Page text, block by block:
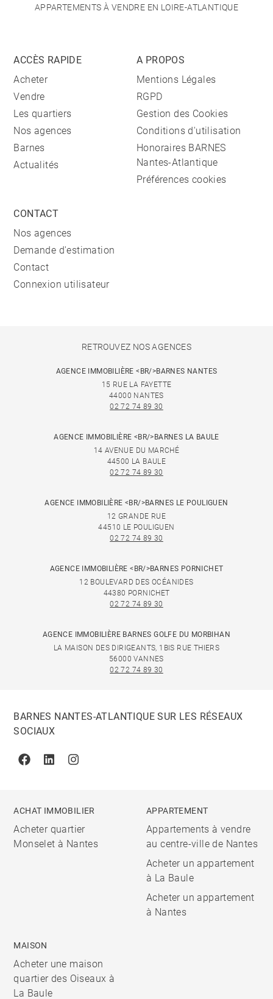
APPARTEMENTS À VENDRE EN LOIRE-ATLANTIQUE
ACCÈS RAPIDE
Acheter
Vendre
Les quartiers
Nos agences
Barnes
Actualités
A PROPOS
Mentions Légales
RGPD
Gestion des Cookies
Conditions d'utilisation
Honoraires BARNES
Nantes-Atlantique
Préférences cookies
CONTACT
Nos agences
Demande d'estimation
Contact
Connexion utilisateur
RETROUVEZ NOS AGENCES
AGENCE IMMOBILIÈRE <BR/>BARNES NANTES
15 RUE LA FAYETTE
44000 NANTES
02 72 74 89 30
AGENCE IMMOBILIÈRE <BR/>BARNES LA BAULE
14 AVENUE DU MARCHÉ
44500 LA BAULE
02 72 74 89 30
AGENCE IMMOBILIÈRE <BR/>BARNES LE POULIGUEN
12 GRANDE RUE
44510 LE POULIGUEN
02 72 74 89 30
AGENCE IMMOBILIÈRE <BR/>BARNES PORNICHET
12 BOULEVARD DES OCÉANIDES
44380 PORNICHET
02 72 74 89 30
AGENCE IMMOBILIÈRE BARNES GOLFE DU MORBIHAN
LA MAISON DES DIRIGEANTS, 1BIS RUE THIERS
56000 VANNES
02 72 74 89 30
BARNES NANTES-ATLANTIQUE SUR LES RÉSEAUX
SOCIAUX
FacebookLinkedinInstagram
ACHAT IMMOBILIER
Acheter quartier
Monselet à Nantes
APPARTEMENT
Appartements à vendre
au centre-ville de Nantes
Acheter un appartement
à La Baule
Acheter un appartement
à Nantes
MAISON
Acheter une maison
quartier des Oiseaux à
La Baule